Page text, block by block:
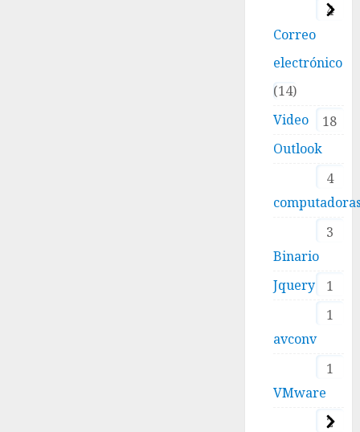
4
Correo
electrónico
14
Video
18
Outlook
4
3
Binario
1
Jquery
1
avconv
1
VMware
2